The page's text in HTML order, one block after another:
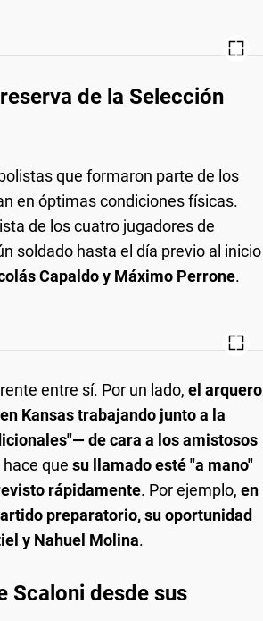
de la Selección
que formaron parte de los
en óptimas condiciones físicas.
de los cuatro jugadores de
soldado hasta el día previo al inicio
Capaldo y Máximo Perrone.
entre sí. Por un lado, el arquero
Kansas trabajando junto a la
de cara a los amistosos
que su llamado esté "a mano"
rápidamente. Por ejemplo, en
preparatorio, su oportunidad
y Nahuel Molina.
Scaloni desde sus